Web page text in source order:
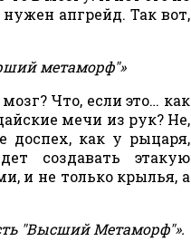
апгрейд. Так вот,
метаморф"»
Что, если это… как
мечи из рук? Не,
доспех, как у рыцаря,
создавать этакую
и не только крылья, а
"Высший Метаморф"».